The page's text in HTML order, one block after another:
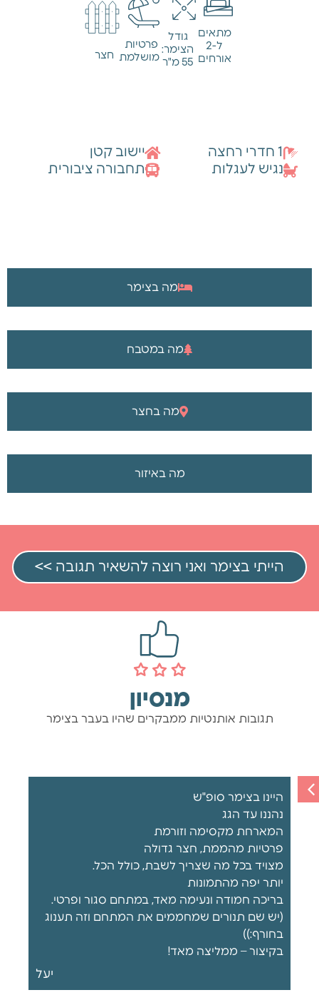
מתאים
ל-2
אורחים
גודל
הצימר:
55 מ"ר
פרטיות
מושלמת חצר
מה בצימר
מה במטבח
מה בחצר
מה באיזור
1 חדרי רחצה
יישוב קטן
נגיש לעגלות
תחבורה ציבורית
הייתי בצימר ואני רוצה להשאיר תגובה >>
מנסיון
תגובות אותנטיות ממבקרים שהיו בעבר בצימר
היינו בצימר סופ"ש
נהננו עד הגג
המארחת מקסימה וזורמת
פרטיות מהממת, חצר גדולה
מצויד בכל מה שצריך לשבת, כולל הכל.
יותר יפה מהתמונות
בריכה חמודה ונעימה מאד, במתחם סגור ופרטי.
(יש שם תנורים שמחממים את המתחם וזה תענוג
בחורף:))
בקיצור – ממליצה מאד!
יעל